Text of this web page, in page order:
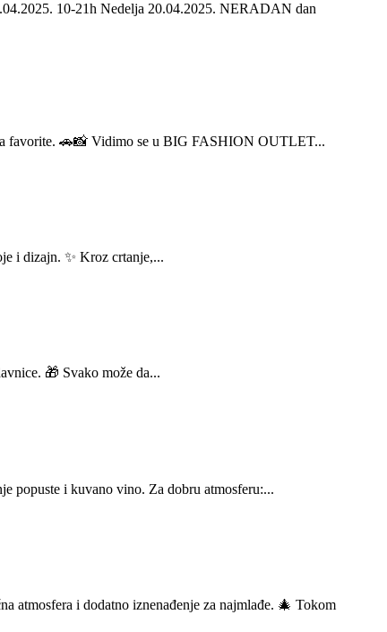
10-21h Nedelja 20.04.2025. NERADAN dan
favorite. 🚗📸 Vidimo se u BIG FASHION OUTLET...
i dizajn. ✨ Kroz crtanje,...
🎁 Svako može da...
popuste i kuvano vino. Za dobru atmosferu:...
atmosfera i dodatno iznenađenje za najmlađe. 🎄 Tokom